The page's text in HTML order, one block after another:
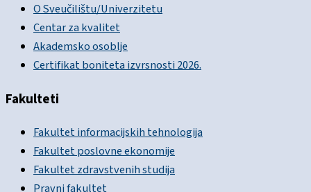
O Sveučilištu/Univerzitetu
Centar za kvalitet
Akademsko osoblje
Certifikat boniteta izvrsnosti 2026.
Fakulteti
Fakultet informacijskih tehnologija
Fakultet poslovne ekonomije
Fakultet zdravstvenih studija
Pravni fakultet